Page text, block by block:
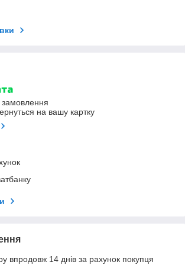
на вашу картку
впродовж 14 днів за рахунок покупця